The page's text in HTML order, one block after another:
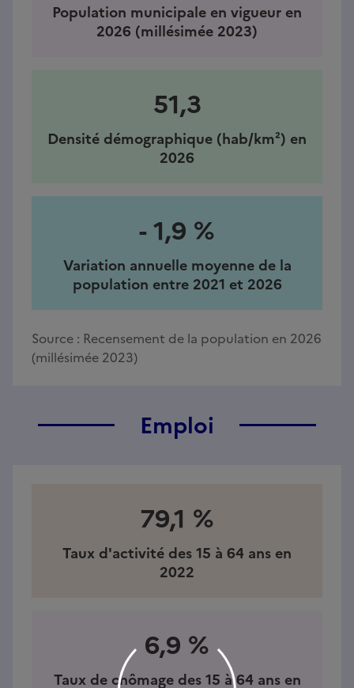
Population municipale en vigueur en
2026 (millésimée 2023)
51,3
Densité démographique (hab/km²) en
2026
- 1,9 %
Variation annuelle moyenne de la
population entre 2021 et 2026
Source : Recensement de la population en 2026
(millésimée 2023)
Emploi
79,1 %
Taux d'activité des 15 à 64 ans en
2022
6,9 %
Taux de chômage des 15 à 64 ans en